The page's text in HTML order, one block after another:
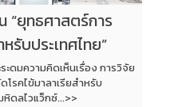
“ยุทธศาสตร์การ
รับประเทศไทย”
ะดมความคิดเห็นเรื่อง การวิจัย
รคไข้มาลาเรียสำหรับ
ดลไวแว็กซ์...>>